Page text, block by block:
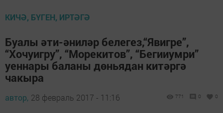
КИЧӘ, БҮГЕН, ИРТӘГӘ
Буалы әти-әниләр белегез,“Явигре”,
“Хочуигру”, “Морекитов”, “Бегииумри”
уеннары баланы дөньядан китәргә
чакыра
автор, 28 февраль 2017 - 11:16 771 0 0